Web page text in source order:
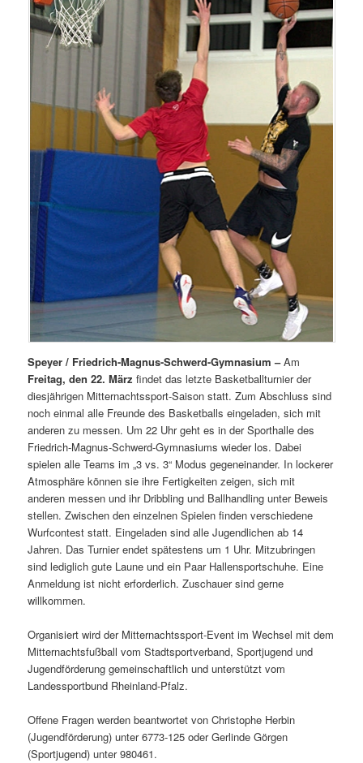
Speyer / Friedrich-Magnus-Schwerd-Gymnasium –Am
Freitag, den 22. März findet das letzte Basketballturnier der
diesjährigen Mitternachtssport-Saison statt. Zum Abschluss sind
noch einmal alle Freunde des Basketballs eingeladen, sich mit
anderen zu messen. Um 22 Uhr geht es in der Sporthalle des
Friedrich-Magnus-Schwerd-Gymnasiums wieder los. Dabei
spielen alle Teams im „3 vs. 3“ Modus gegeneinander. In lockerer
Atmosphäre können sie ihre Fertigkeiten zeigen, sich mit
anderen messen und ihr Dribbling und Ballhandling unter Beweis
stellen. Zwischen den einzelnen Spielen finden verschiedene
Wurfcontest statt. Eingeladen sind alle Jugendlichen ab 14
Jahren. Das Turnier endet spätestens um 1 Uhr. Mitzubringen
sind lediglich gute Laune und ein Paar Hallensportschuhe. Eine
Anmeldung ist nicht erforderlich. Zuschauer sind gerne
willkommen.
Organisiert wird der Mitternachtssport-Event im Wechsel mit dem
Mitternachtsfußball vom Stadtsportverband, Sportjugend und
Jugendförderung gemeinschaftlich und unterstützt vom
Landessportbund Rheinland-Pfalz.
Offene Fragen werden beantwortet von Christophe Herbin
(Jugendförderung) unter 6773-125 oder Gerlinde Görgen
(Sportjugend) unter 980461.